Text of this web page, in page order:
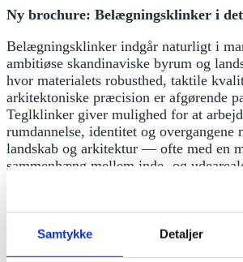
Samtykke Detaljer
Ny brochure: Belægningsklinker i
Belægningsklinker indgår naturligt i
ambitiøse skandinaviske byrum og
hvor materialets robusthed, taktile
arkitektoniske præcision er afgørende
Teglklinker giver mulighed for at
rumdannelse, identitet og overgangene
landskab og arkitektur — ofte med en
sammenhæng mellem inde- og
og forbandter kan anvendes til at
bevægelser i byrummet med en
karakter, hvor orientering og ophold
materialitet frem for skiltning.